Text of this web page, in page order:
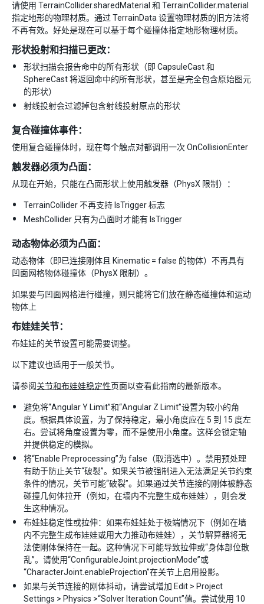
请使用 TerrainCollider.sharedMaterial 和 TerrainCollider.material
指定地形的物理材质。通过 TerrainData 设置物理材质的旧方法将
不再有效。好处是现在可以基于每个碰撞体指定地形物理材质。
形状投射和扫描已更改：
形状扫描会报告命中的所有形状（即 CapsuleCast 和
SphereCast 将返回命中的所有形状，甚至是完全包含原始图元
的形状）
射线投射会过滤掉包含射线投射原点的形状
复合碰撞体事件：
使用复合碰撞体时，现在每个触点对都调用一次 OnCollisionEnter
触发器必须为凸面：
从现在开始，只能在凸面形状上使用触发器（PhysX 限制）：
TerrainCollider 不再支持 IsTrigger 标志
MeshCollider 只有为凸面时才能有 IsTrigger
动态物体必须为凸面：
动态物体（即已连接刚体且 Kinematic = false 的物体）不再具有
凹面网格物体碰撞体（PhysX 限制）。
如果要与凹面网格进行碰撞，则只能将它们放在静态碰撞体和运动
物体上
布娃娃关节：
布娃娃的关节设置可能需要调整。
以下建议也适用于一般关节。
请参阅关节和布娃娃稳定性页面以查看此指南的最新版本。
避免将“Angular Y Limit”和“Angular Z Limit”设置为较小的角
度。根据具体设置，为了保持稳定，最小角度应在 5 到 15 度左
右。尝试将角度设置为零，而不是使用小角度。这样会锁定轴
并提供稳定的模拟。
将“Enable Preprocessing”为 false（取消选中）。禁用预处理
有助于防止关节“破裂”。如果关节被强制进入无法满足关节约束
条件的情况，关节可能“破裂”。如果通过关节连接的刚体被静态
碰撞几何体拉开（例如，在墙内不完整生成布娃娃），则会发
生这种情况。
布娃娃稳定性或拉伸：如果布娃娃处于极端情况下（例如在墙
内不完整生成布娃娃或用大力推动布娃娃），关节解算器将无
法使刚体保持在一起。这种情况下可能导致拉伸或“身体部位散
乱”。请使用“ConfigurableJoint.projectionMode”或
“CharacterJoint.enableProjection”在关节上启用投影。
如果与关节连接的刚体抖动，请尝试增加 Edit > Project
Settings > Physics >“Solver Iteration Count”值。尝试使用 10